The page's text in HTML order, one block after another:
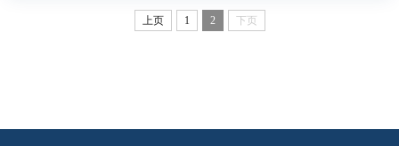
王伟作重点发言。赵雪媛结合家乡山西的发展变迁分享了学
习体会，她指出树立正确政绩观要像习近平总书记强调的那
上页 1 2 下页